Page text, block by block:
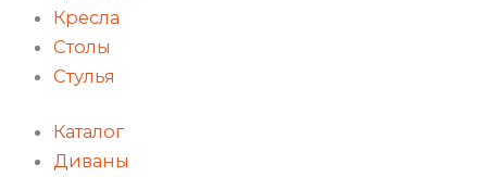
Кресла
Столы
Стулья
Каталог
Диваны